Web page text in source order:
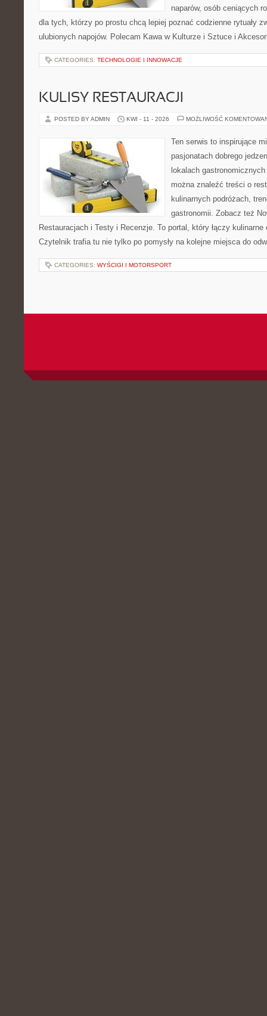
naparów, osób ceniących
dla tych, którzy po prostu chcą lepiej poznać codzienne rytuały
ulubionych napojów. Polecam Kawa w Kulturze i Sztuce i
CATEGORIES: TECHNOLOGIE I INNOWACJE
KULISY RESTAURACJI
POSTED BY ADMIN KWI - 11 - 2026 MOŻLIWOŚĆ
Ten serwis to inspirujące
pasjonatach dobrego
lokalach
można znaleźć treści o
kulinarnych podróżach,
gastronomii. Zobacz też
Restauracjach i Testy i Recenzje. To portal, który łączy
Czytelnik trafia tu nie tylko po pomysły na kolejne miejsca do
CATEGORIES: WYŚCIGI I MOTORSPORT